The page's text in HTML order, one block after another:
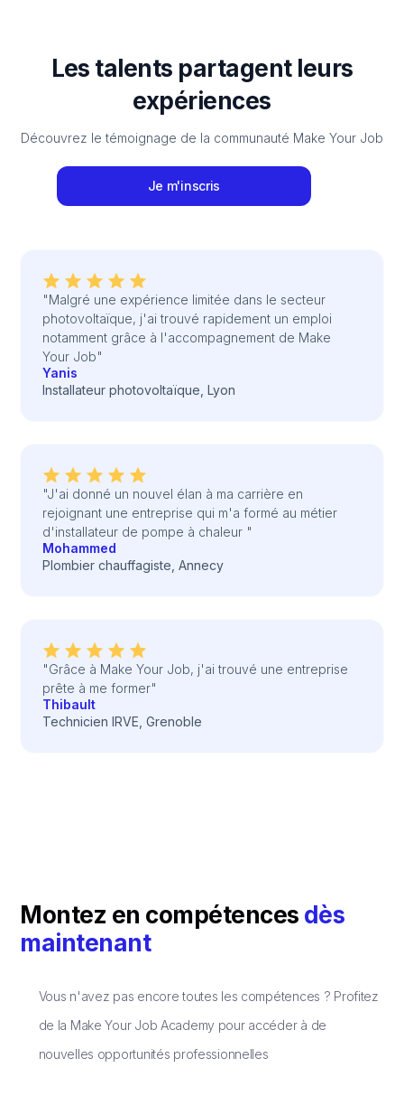
Les talents partagent leurs
expériences
Découvrez le témoignage de la communauté Make Your Job
Je m'inscris
"Malgré une expérience limitée dans le secteur
photovoltaïque, j'ai trouvé rapidement un emploi
notamment grâce à l'accompagnement de Make
Your Job"
Yanis
Installateur photovoltaïque, Lyon
"J'ai donné un nouvel élan à ma carrière en
rejoignant une entreprise qui m'a formé au métier
d'installateur de pompe à chaleur "
Mohammed
Plombier chauffagiste, Annecy
"Grâce à Make Your Job, j'ai trouvé une entreprise
prête à me former"
Thibault
Technicien IRVE, Grenoble
Montez en compétences dès
maintenant
Vous n'avez pas encore toutes les compétences ? Profitez
de la Make Your Job Academy pour accéder à de
nouvelles opportunités professionnelles